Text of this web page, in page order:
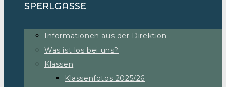
SPERLGASSE
Informationen aus der Direktion
Was ist los bei uns?
Klassen
Klassenfotos 2025/26